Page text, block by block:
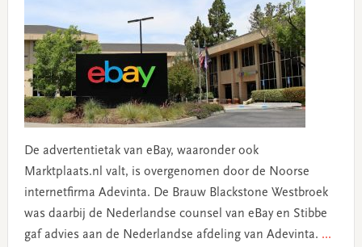
De advertentietak van eBay, waaronder ook
Marktplaats.nl valt, is overgenomen door de Noorse
internetfirma Adevinta. De Brauw Blackstone Westbroek
was daarbij de Nederlandse counsel van eBay en Stibbe
gaf advies aan de Nederlandse afdeling van Adevinta. ...